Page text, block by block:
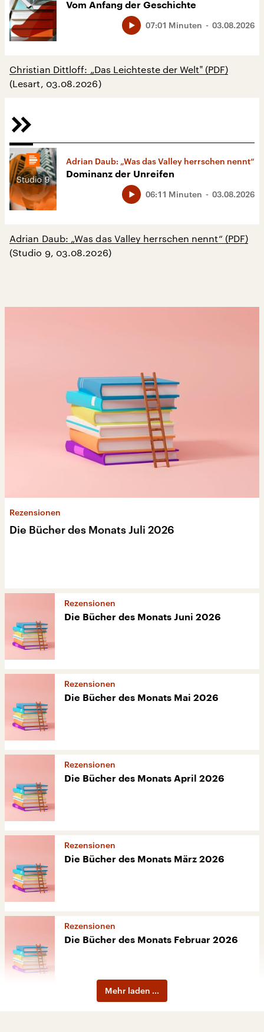
Vom Anfang der Geschichte
03.08.2026
07:01 Minuten
Christian Dittloff: „Das Leichteste der Welt‟ (PDF)
(Lesart, 03.08.2026)
Adrian Daub: „Was das Valley herrschen nennt“
Dominanz der Unreifen
03.08.2026
06:11 Minuten
Adrian Daub: „Was das Valley herrschen nennt“ (PDF)
(Studio 9, 03.08.2026)
Rezensionen
Die Bücher des Monats Juli 2026
Rezensionen
Die Bücher des Monats Juni 2026
Rezensionen
Die Bücher des Monats Mai 2026
Rezensionen
Die Bücher des Monats April 2026
Rezensionen
Die Bücher des Monats März 2026
Rezensionen
Die Bücher des Monats Februar 2026
Mehr laden ...